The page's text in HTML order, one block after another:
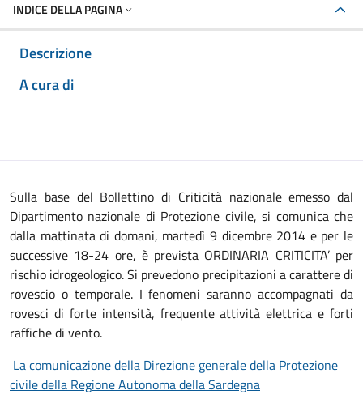
INDICE DELLA PAGINA
Descrizione
A cura di
Sulla base del Bollettino di Criticità nazionale emesso dal
Dipartimento nazionale di Protezione civile, si comunica che
dalla mattinata di domani, martedì 9 dicembre 2014 e per le
successive 18-24 ore, è prevista ORDINARIA CRITICITA’ per
rischio idrogeologico. Si prevedono precipitazioni a carattere di
rovescio o temporale. I fenomeni saranno accompagnati da
rovesci di forte intensità, frequente attività elettrica e forti
raffiche di vento.
La comunicazione della Direzione generale della Protezione
civile della Regione Autonoma della Sardegna